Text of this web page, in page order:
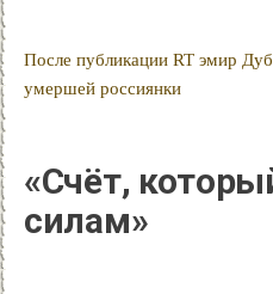
После публикации RT эмир
умершей россиянки
«Счёт,
силам»